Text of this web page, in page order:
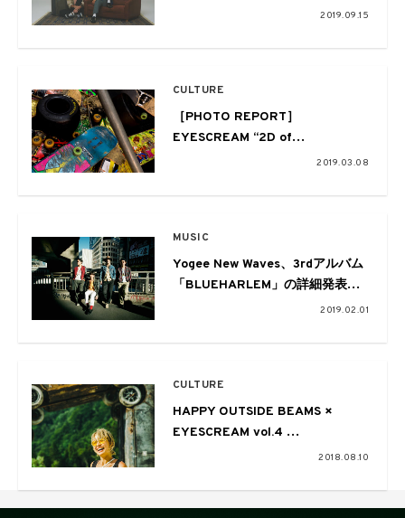
2019.09.15
CULTURE
［PHOTO REPORT］
EYESCREAM “2D of
Skateboarding” POP UP STORE
HARAJUKU
2019.03.08
MUSIC
Yogee New Waves、3rdアルバム
「BLUEHARLEM」の詳細発表、
全国ツアーの開催も決定！2019.02.01
CULTURE
HAPPY OUTSIDE BEAMS ×
EYESCREAM vol.4
〜FUJI ROCK FESTIVAL ’18〜
2018.08.10